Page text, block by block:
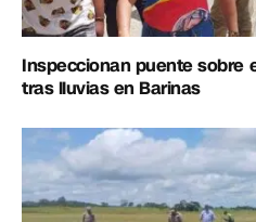
Inspeccionan puente sobre
tras lluvias en Barinas